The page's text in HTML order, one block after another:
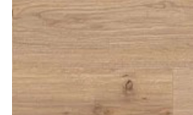
AJÁNDÉK
VINYL